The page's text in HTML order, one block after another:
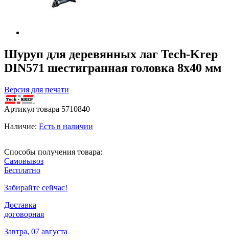
Шуруп для деревянных лаг Tech-Krep
DIN571 шестигранная головка 8х40 мм
Версия для печати
Артикул товара 5710840
Наличие: Есть в наличии
Способы получения товара:
Самовывоз
Бесплатно
Забирайте сейчас!
Доставка
договорная
Завтра, 07 августа